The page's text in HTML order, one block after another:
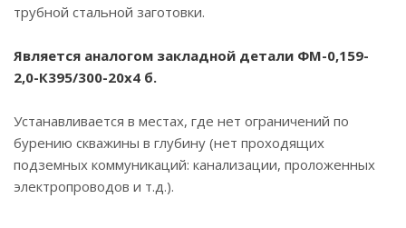
трубной стальной заготовки.
Является аналогом закладной детали ФМ-0,159-
2,0-К395/300-20х4 б.
Устанавливается в местах, где нет ограничений по
бурению скважины в глубину (нет проходящих
подземных коммуникаций: канализации, проложенных
электропроводов и т.д.).